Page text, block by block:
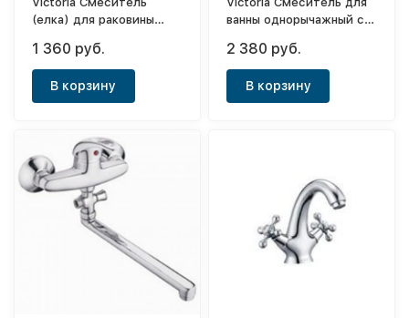
(елка) для раковины
нос (15см) Nile ф40
1 360 руб.
В корзину
ванны однорычажный с
ф40
2 380 руб.
В корзину